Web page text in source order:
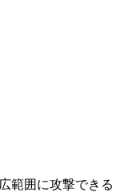
範囲に攻撃できる